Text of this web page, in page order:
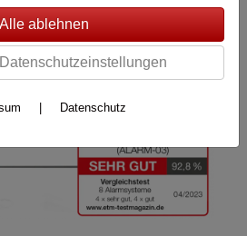
Datenschutz